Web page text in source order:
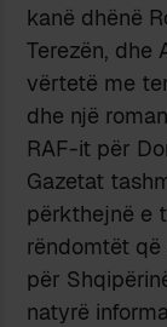
kanë dhënë
Terezën, dhe
vërtetë me
dhe një
RAF-it për
Gazetat
përkthejnë e
rëndomtët
për
natyrë